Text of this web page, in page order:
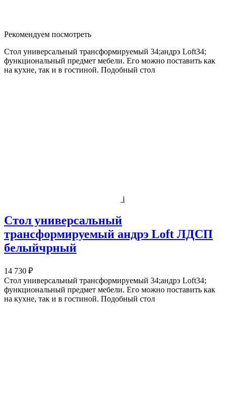
Рекомендуем посмотреть
Стол универсальный трансформируемый 34;андрэ Loft34;
функциональный предмет мебели. Его можно поставить как
на кухне, так и в гостиной. Подобный стол
i
Стол универсальный
трансформируемый андрэ Loft ЛДСП
белыйчрный
14 730 ₽
Стол универсальный трансформируемый 34;андрэ Loft34;
функциональный предмет мебели. Его можно поставить как
на кухне, так и в гостиной. Подобный стол